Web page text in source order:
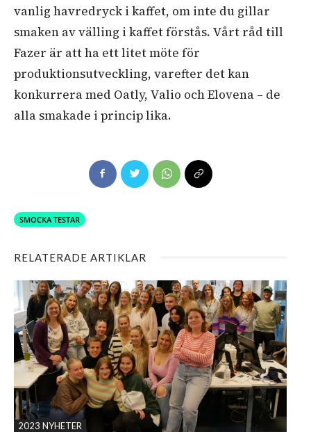
vanlig havredryck i kaffet, om inte du gillar
smaken av välling i kaffet förstås. Vårt råd till
Fazer är att ha ett litet möte för
produktionsutveckling, varefter det kan
konkurrera med Oatly, Valio och Elovena – de
alla smakade i princip lika.
SMOCKA TESTAR
RELATERADE ARTIKLAR
2023 NYHETER